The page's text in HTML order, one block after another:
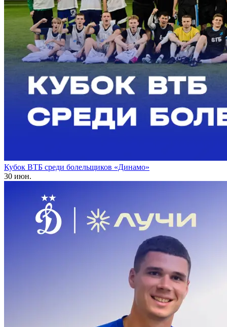
Кубок ВТБ среди болельщиков «Динамо»
30 июн.